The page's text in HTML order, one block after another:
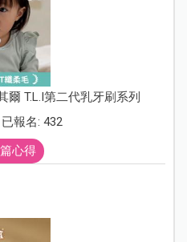
爾 T.L.I第二代乳牙刷系列
報名: 432
心得